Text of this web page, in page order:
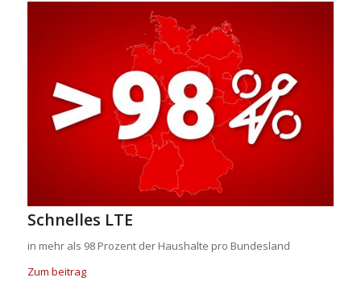
Schnelles LTE
in mehr als 98 Prozent der Haushalte pro Bundesland
Zum beitrag